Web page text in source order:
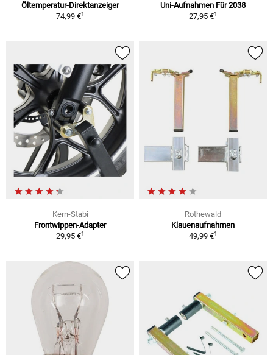
Öltemperatur-Direktanzeiger
74,99 €1
Uni-Aufnahmen Für 2038
27,95 €1
Kern-Stabi
Frontwippen-Adapter
29,95 €1
Rothewald
Klauenaufnahmen
49,99 €1